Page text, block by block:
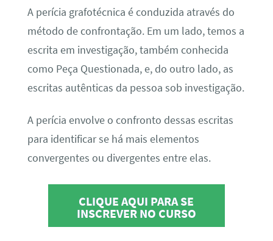
A perícia grafotécnica é conduzida através do
método de confrontação. Em um lado, temos a
escrita em investigação, também conhecida
como Peça Questionada, e, do outro lado, as
escritas autênticas da pessoa sob investigação.
A perícia envolve o confronto dessas escritas
para identificar se há mais elementos
convergentes ou divergentes entre elas.
CLIQUE AQUI PARA SE
INSCREVER NO CURSO